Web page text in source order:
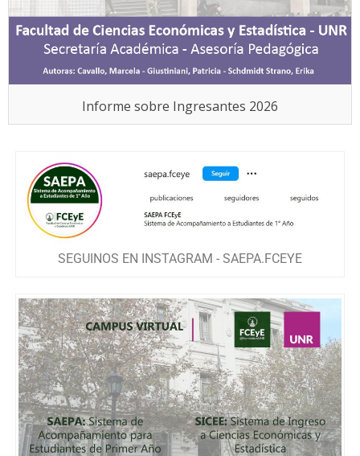
Informe sobre Ingresantes 2026
SEGUINOS EN INSTAGRAM - SAEPA.FCEYE